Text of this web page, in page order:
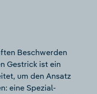
Beschwerden
Gestrick ist ein
um den Ansatz
eine Spezial-